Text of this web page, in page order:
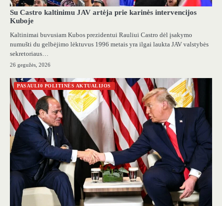
Su Castro kaltinimu JAV artėja prie karinės intervencijos
Kuboje
Kaltinimai buvusiam Kubos prezidentui Rauliui Castro dėl įsakymo
numušti du gelbėjimo lėktuvus 1996 metais yra ilgai laukta JAV valstybės
sekretoriaus…
26 gegužės, 2026
PASAULI0 POLITINĖS AKTUALIJOS